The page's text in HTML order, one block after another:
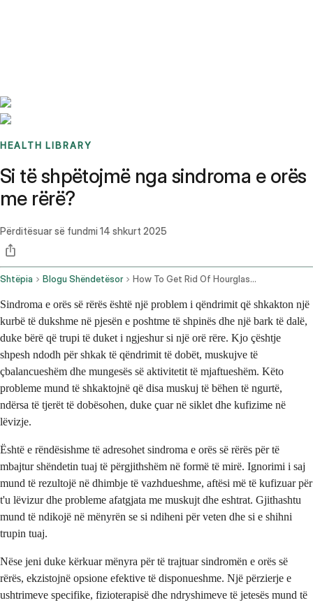
HEALTH LIBRARY
Si të shpëtojmë nga sindroma e orës
me rërë?
Përditësuar së fundmi 14 shkurt 2025
Shtëpia Blogu Shëndetësor How To Get Rid Of Hourglass Syndrome
Sindroma e orës së rërës është një problem i qëndrimit që shkakton një
kurbë të dukshme në pjesën e poshtme të shpinës dhe një bark të dalë,
duke bërë që trupi të duket i ngjeshur si një orë rëre. Kjo çështje
shpesh ndodh për shkak të qëndrimit të dobët, muskujve të
çbalancueshëm dhe mungesës së aktivitetit të mjaftueshëm. Këto
probleme mund të shkaktojnë që disa muskuj të bëhen të ngurtë,
ndërsa të tjerët të dobësohen, duke çuar në siklet dhe kufizime në
lëvizje.
Është e rëndësishme të adresohet sindroma e orës së rërës për të
mbajtur shëndetin tuaj të përgjithshëm në formë të mirë. Ignorimi i saj
mund të rezultojë në dhimbje të vazhdueshme, aftësi më të kufizuar për
t'u lëvizur dhe probleme afatgjata me muskujt dhe eshtrat. Gjithashtu
mund të ndikojë në mënyrën se si ndiheni për veten dhe si e shihni
trupin tuaj.
Nëse jeni duke kërkuar mënyra për të trajtuar sindromën e orës së
rërës, ekzistojnë opsione efektive të disponueshme. Një përzierje e
ushtrimeve specifike, fizioterapisë dhe ndryshimeve të jetesës mund të